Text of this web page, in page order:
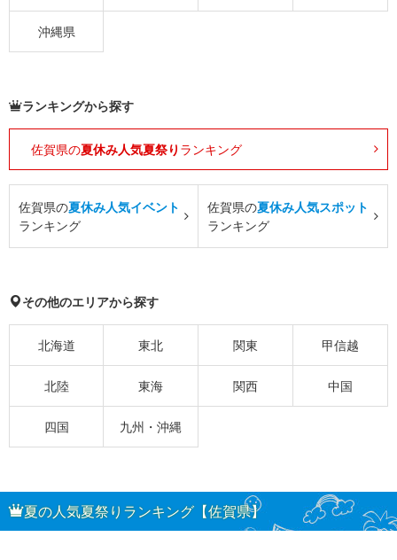
沖縄県
ランキングから探す
佐賀県の夏休み人気夏祭り ランキング
佐賀県の夏休み人気イベント
ランキング
佐賀県の夏休み人気スポット
ランキング
その他のエリアから探す
北海道 東北 関東 甲信越
北陸 東海 関西 中国
四国 九州・沖縄
夏の人気夏祭りランキング【佐賀県】